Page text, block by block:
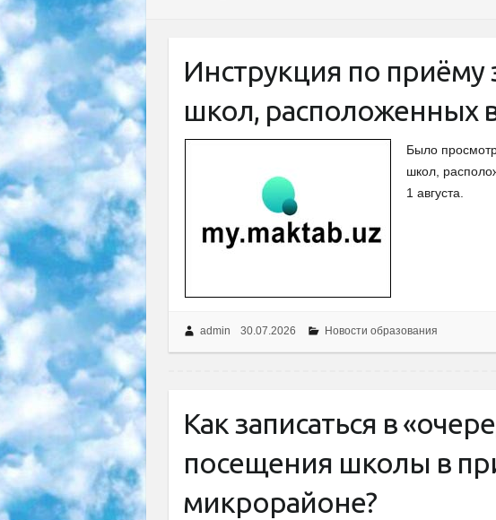
Инструкция по приёму
школ, расположенных
Было
школ,
1 августа.
admin 30.07.2026 Новости образования
Как записаться в
посещения школы в
микрорайоне?